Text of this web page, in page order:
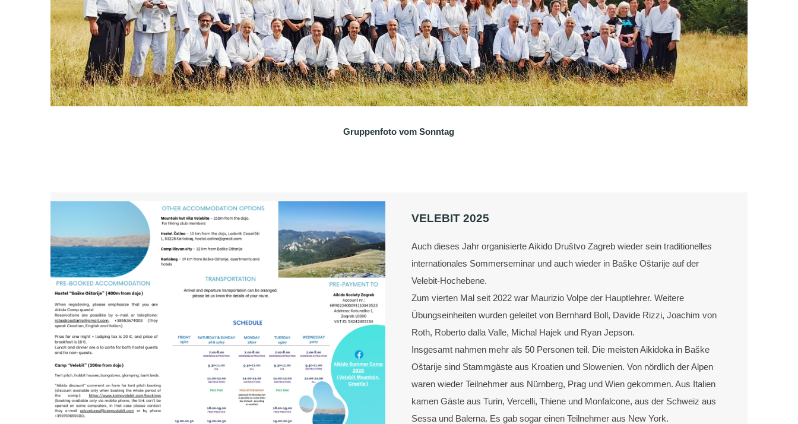
Gruppenfoto vom Sonntag
VELEBIT 2025
Auch dieses Jahr organisierte Aikido Društvo Zagreb wieder sein traditionelles
internationales Sommerseminar und auch wieder in Baške Oštarije auf der
Velebit-Hochebene.
Zum vierten Mal seit 2022 war Maurizio Volpe der Hauptlehrer. Weitere
Übungseinheiten wurden geleitet von Bernhard Boll, Davide Rizzi, Joachim von
Roth, Roberto dalla Valle, Michal Hajek und Ryan Jepson.
Insgesamt nahmen mehr als 50 Personen teil. Die meisten Aikidoka in Baške
Oštarije sind Stammgäste aus Kroatien und Slowenien. Von nördlich der Alpen
waren wieder Teilnehmer aus Nürnberg, Prag und Wien gekommen. Aus Italien
kamen Gäste aus Turin, Vercelli, Thiene und Monfalcone, aus der Schweiz aus
Sessa und Balerna. Es gab sogar einen Teilnehmer aus New York.